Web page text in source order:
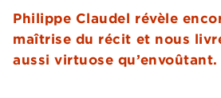
Philippe Claudel révèle
maîtrise du récit et nous
aussi virtuose qu’envoûtant.